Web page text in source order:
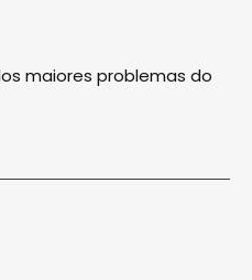
maiores problemas do